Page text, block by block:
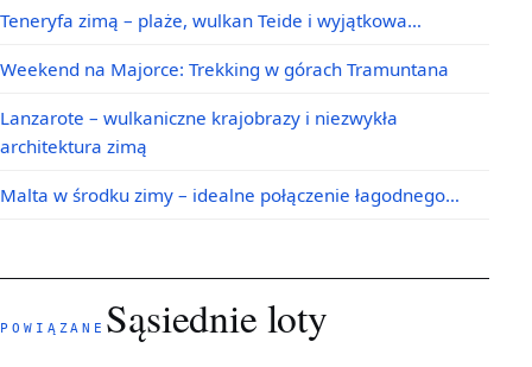
Teneryfa zimą – plaże, wulkan Teide i wyjątkowa…
Weekend na Majorce: Trekking w górach Tramuntana
Lanzarote – wulkaniczne krajobrazy i niezwykła
architektura zimą
Malta w środku zimy – idealne połączenie łagodnego…
POWIĄZANE Sąsiednie loty